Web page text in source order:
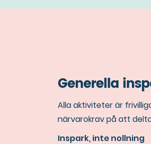
Generella
Alla aktiviteter är
närvarokrav på att
Inspark, inte nollning